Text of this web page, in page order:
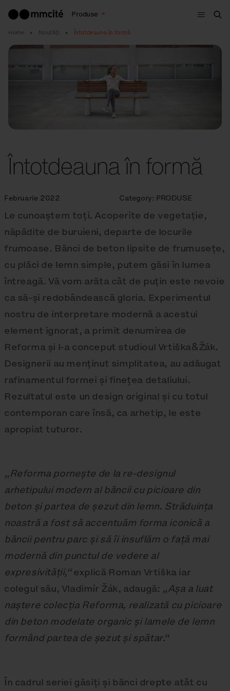
Produse
Meniu
Home Noutăţi Întotdeauna în formă
Întotdeauna în formă
Februarie 2022 Category: PRODUSE
Le cunoaștem toți. Acoperite de vegetație,
năpădite de buruieni, departe de locurile
frumoase. Bănci de beton lipsite de frumusețe,
cu plăci de lemn simple, putem găsi în lumea
întreagă. Vă vom arăta cât de puțin este nevoie
ca să-și redobândească gloria. Experimentul
nostru de interpretare modernă a acestui
element ignorat, a primit denumirea de
Reforma și l-a conceput studioul Vrtiška&Žák.
Designerii au menținut simplitatea, au adăugat
rafinamentul formei și finețea detaliului.
Rezultatul este un design original și cu totul
contemporan care însă, ca arhetip, le este
apropiat tuturor.
„Reforma pornește de la re-designul
arhetipului modern al băncii cu picioare din
beton și partea de șezut din lemn. Străduința
noastră a fost să accentuăm forma iconică a
băncii pentru parc și să îi insuflăm o față mai
modernă din punctul de vedere al
expresivității,“explică Roman Vrtiška iar
colegul său, Vladimír Žák, adaugă: „Așa a luat
naștere colecția Reforma, realizată cu picioare
din beton modelate organic și lamele de lemn
formând partea de șezut și spătar.“
În cadrul seriei găsiți și bănci drepte atât cu